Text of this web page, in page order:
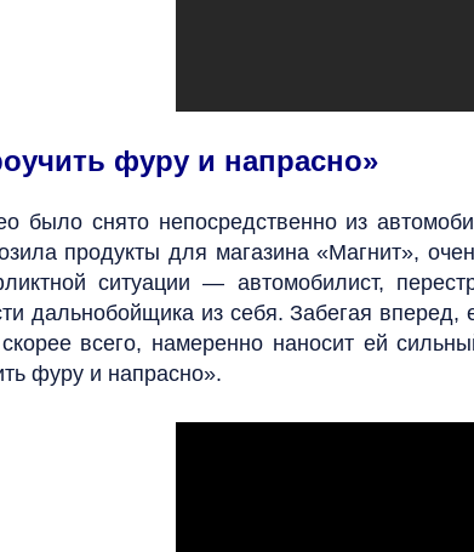
фуру и напрасно»
было снято непосредственно из
продукты для магазина «Магнит»,
ситуации — автомобилист,
дальнобойщика из себя. Забегая вперед,
всего, намеренно наносит ей
фуру и напрасно».